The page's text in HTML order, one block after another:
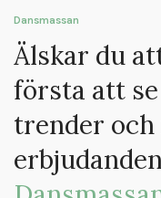
Dansmassan
Älskar du
första att
trender och